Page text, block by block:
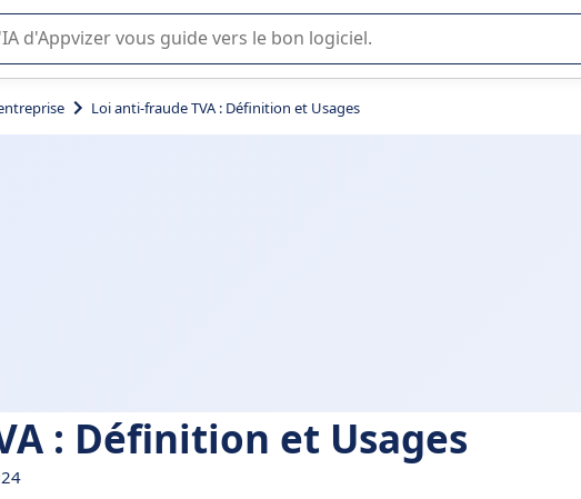
guide dans l'utilisation ou la sélection de logiciel SaaS en entreprise.
Loi anti-fraude TVA : Définition et Usages
: Définition et Usages